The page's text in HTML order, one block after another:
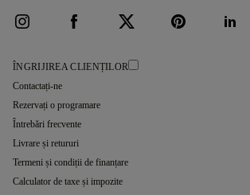
ÎNGRIJIREA CLIENȚILOR
Contactați-ne
Rezervați o programare
Întrebări frecvente
Livrare și retururi
Termeni și condiții de finanțare
Calculator de taxe și impozite